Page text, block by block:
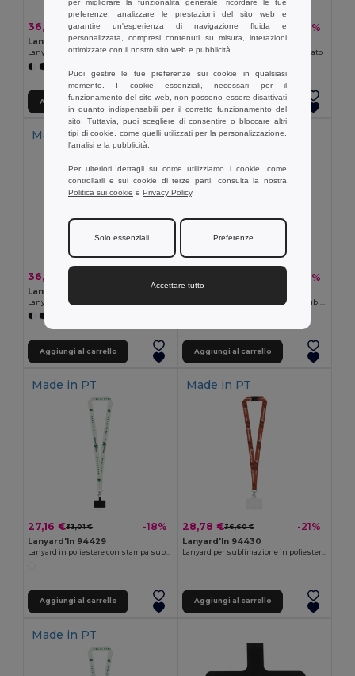
36,81 € 48,49 € -24%
Lanyard'In 94425
Lanyard in poliammide personalizzato
Aggiungi al carrello
37,15 €43,70 € -15%
Lanyard'In 94426
Lanyard in poliammide personalizzato
Aggiungi al carrello
Made in PT
36,38 €
Lanyard'In 94427
Lanyard in poliammide personalizzato
Aggiungi al carrello
Made in PT
-18%
Lanyard in poliestere stampato a sublimazione con moschettone, chiusura di sicurezza e porta carte rigido
Aggiungi al carrello
Made in PT
27,16 €33,01 € -18%
Lanyard'In 94429
Aggiungi al carrello
Made in PT
28,78 €36,60 € -21%
Lanyard'In 94430
Aggiungi al carrello
Made in PT
preferenze, analizzare le prestazioni del sito web e
garantire un'esperienza di navigazione fluida e
personalizzata, compresi contenuti su misura, interazioni
ottimizzate con il nostro sito web e pubblicità.
Puoi gestire le tue preferenze sui cookie in qualsiasi
momento. I cookie essenziali, necessari per il
funzionamento del sito web, non possono essere disattivati
in quanto indispensabili per il corretto funzionamento del
sito. Tuttavia, puoi scegliere di consentire o bloccare altri
tipi di cookie, come quelli utilizzati per la personalizzazione,
l'analisi e la pubblicità.
Per ulteriori dettagli su come utilizziamo i cookie, come
controllarli e sui cookie di terze parti, consulta la nostra
Politica sui cookie e Privacy Policy.
Solo essenziali Preferenze
Accettare tutto